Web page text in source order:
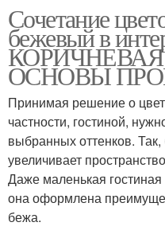
Сочетание
бежевый в
ОСНОВЫ
Принимая решение о
частности, гостиной,
выбранных оттенков.
увеличивает
Даже маленькая гостиная
она оформлена
бежа.